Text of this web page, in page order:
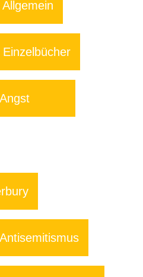
Angst
Antisemitismus